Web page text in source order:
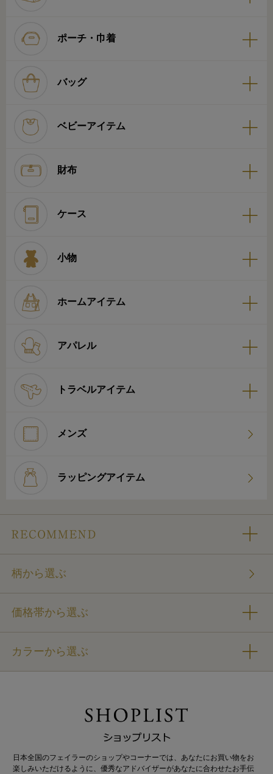
ポーチ・巾着
バッグ
ベビーアイテム
財布
ケース
小物
ホームアイテム
アパレル
トラベルアイテム
メンズ
ラッピングアイテム
柄から選ぶ
価格帯から選ぶ
カラーから選ぶ
日本全国のフェイラーのショップやコーナーでは、あなたにお買い物をお
楽しみいただけるように、優秀なアドバイザーがあなたに合わせたお手伝